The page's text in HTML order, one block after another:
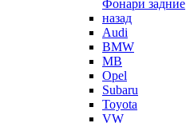
Фонари задние
назад
Audi
BMW
MB
Opel
Subaru
Toyota
VW